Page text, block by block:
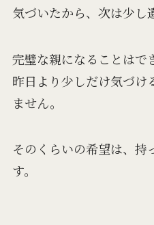
気づいたから、次は少し
完璧な親になることはで
昨日より少しだけ気づけ
ません。
そのくらいの希望は、持
す。